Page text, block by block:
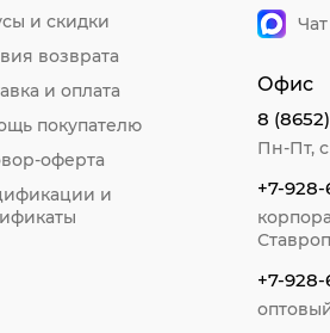
и скидки
возврата
и оплата
покупателю
оферта
и
Офис
8
Пн-Пт, с
+7-928-
+7-